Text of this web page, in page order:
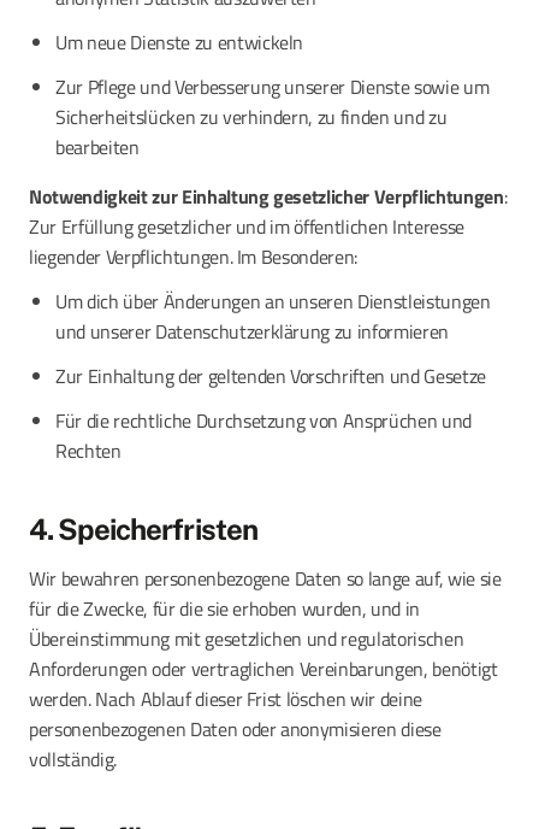
Um neue Dienste zu entwickeln
Zur Pflege und Verbesserung unserer Dienste sowie um
Sicherheitslücken zu verhindern, zu finden und zu
bearbeiten
Notwendigkeit zur Einhaltung gesetzlicher Verpflichtungen:
Zur Erfüllung gesetzlicher und im öffentlichen Interesse
liegender Verpflichtungen. Im Besonderen:
Um dich über Änderungen an unseren Dienstleistungen
und unserer Datenschutzerklärung zu informieren
Zur Einhaltung der geltenden Vorschriften und Gesetze
Für die rechtliche Durchsetzung von Ansprüchen und
Rechten
4. Speicherfristen
Wir bewahren personenbezogene Daten so lange auf, wie sie
für die Zwecke, für die sie erhoben wurden, und in
Übereinstimmung mit gesetzlichen und regulatorischen
Anforderungen oder vertraglichen Vereinbarungen, benötigt
werden. Nach Ablauf dieser Frist löschen wir deine
personenbezogenen Daten oder anonymisieren diese
vollständig.